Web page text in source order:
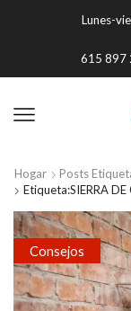
Lunes-
615 897
Hogar
Posts
Etiqueta:SIERRA DE
Consejos